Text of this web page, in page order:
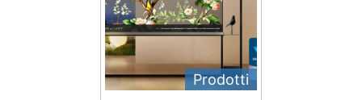
Prodotti